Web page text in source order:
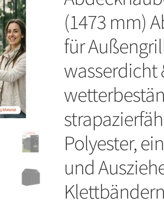
(1473 mm)
für
wasserdicht
Polyester,
und
Klettbändern